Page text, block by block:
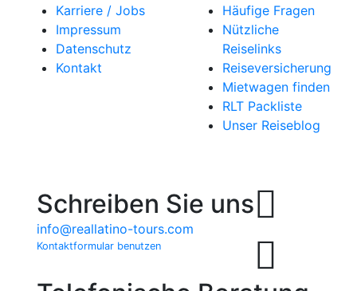
Karriere / Jobs
Impressum
Datenschutz
Kontakt
Häufige Fragen
Nützliche
Reiselinks
Reiseversicherung
Mietwagen finden
RLT Packliste
Unser Reiseblog
Schreiben Sie uns
info@reallatino-tours.com
Kontaktformular benutzen